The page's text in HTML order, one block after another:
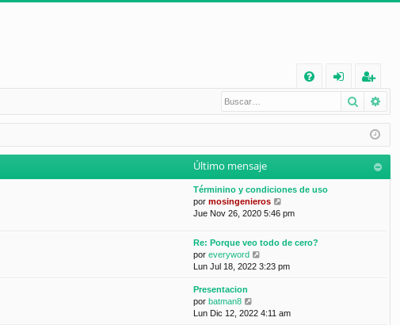
Q
nt
ifi
eg
ist
ra
Buscar
Último mensaje
Términino y condiciones de uso
por mosingenieros
e
l
i
e
Jue Nov 26, 2020 5:46 pm
Re: Porque veo todo de cero?
por everyword
e
t
Lun Jul 18, 2022 3:23 pm
Presentacion
por batman8
e
Lun Dic 12, 2022 4:11 am